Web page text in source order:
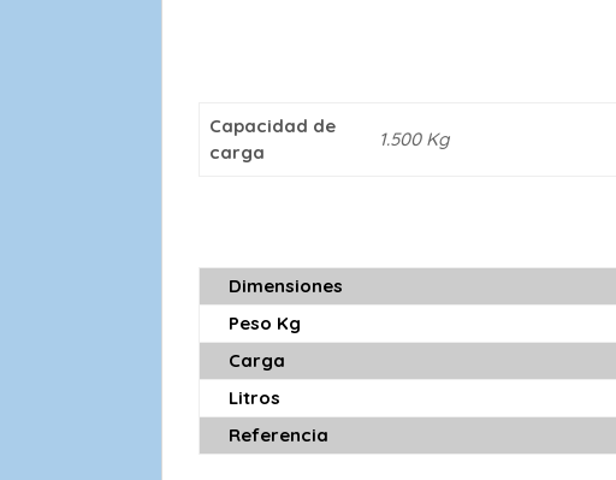
Capacidad de
carga
1.500 Kg
Dimensiones
Peso Kg
Carga
Litros
Referencia